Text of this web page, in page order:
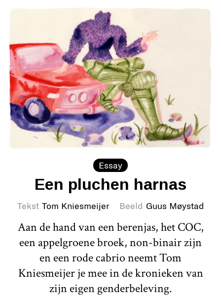
Essay
Een pluchen harnas
Tekst Tom Kniesmeijer Beeld Guus Møystad
Aan de hand van een berenjas, het COC,
een appelgroene broek, non-binair zijn
en een rode cabrio neemt Tom
Kniesmeijer je mee in de kronieken van
zijn eigen genderbeleving.